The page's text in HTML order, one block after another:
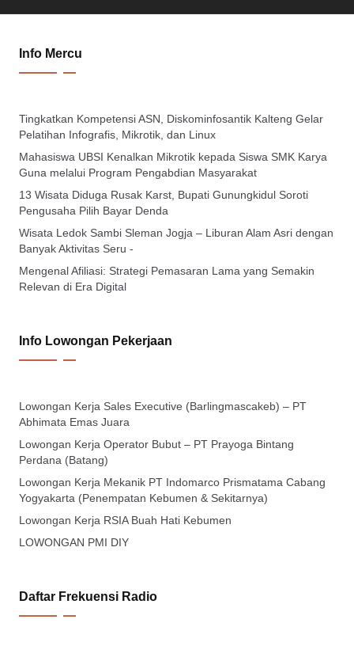
Info Mercu
Tingkatkan Kompetensi ASN, Diskominfosantik Kalteng Gelar
Pelatihan Infografis, Mikrotik, dan Linux
Mahasiswa UBSI Kenalkan Mikrotik kepada Siswa SMK Karya
Guna melalui Program Pengabdian Masyarakat
13 Wisata Diduga Rusak Karst, Bupati Gunungkidul Soroti
Pengusaha Pilih Bayar Denda
Wisata Ledok Sambi Sleman Jogja – Liburan Alam Asri dengan
Banyak Aktivitas Seru -
Mengenal Afiliasi: Strategi Pemasaran Lama yang Semakin
Relevan di Era Digital
Info Lowongan Pekerjaan
Lowongan Kerja Sales Executive (Barlingmascakeb) – PT
Abhimata Emas Juara
Lowongan Kerja Operator Bubut – PT Prayoga Bintang
Perdana (Batang)
Lowongan Kerja Mekanik PT Indomarco Prismatama Cabang
Yogyakarta (Penempatan Kebumen & Sekitarnya)
Lowongan Kerja RSIA Buah Hati Kebumen
LOWONGAN PMI DIY
Daftar Frekuensi Radio